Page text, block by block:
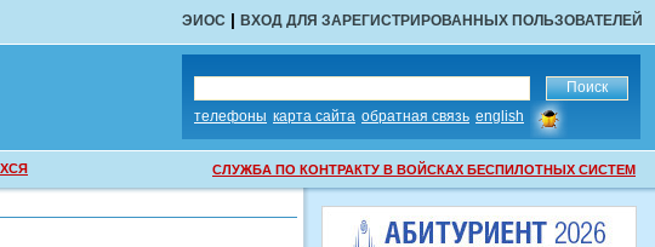
ЭИОС | ВХОД ДЛЯ ЗАРЕГИСТРИРОВАННЫХ ПОЛЬЗОВАТЕЛЕЙ
телефоны карта сайта обратная связь english
сообщить
об
ошибке
СЛУЖБА ПО КОНТРАКТУ В ВОЙСКАХ БЕСПИЛОТНЫХ СИСТЕМ